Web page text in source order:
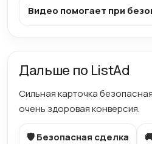
Видео помогает при
Дальше по ListAd
Сильная карточка
очень здоровая конверсия.
🛡️ Безопасная сделка